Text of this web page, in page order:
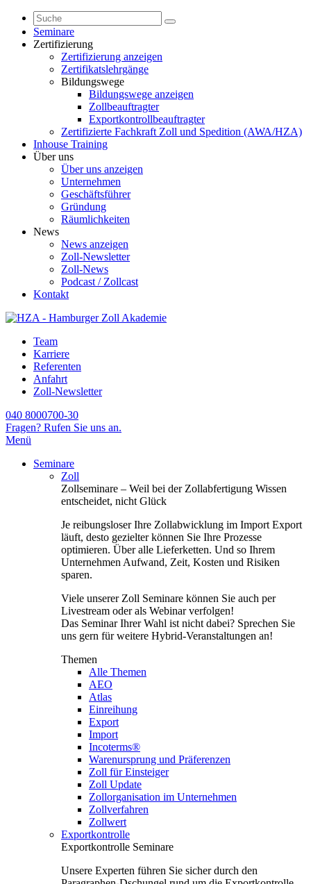
Seminare
Zertifizierung
Zertifizierung anzeigen
Zertifikatslehrgänge
Bildungswege
Bildungswege anzeigen
Zollbeauftragter
Exportkontrollbeauftragter
Zertifizierte Fachkraft Zoll und Spedition (AWA/HZA)
Inhouse Training
Über uns
Über uns anzeigen
Unternehmen
Geschäftsführer
Gründung
Räumlichkeiten
News
News anzeigen
Zoll-Newsletter
Zoll-News
Podcast / Zollcast
Kontakt
Team
Karriere
Referenten
Anfahrt
Zoll-Newsletter
040 8000700-30
Fragen? Rufen Sie uns an.
Menü
Seminare
Zoll
Zollseminare – Weil bei der Zollabfertigung Wissen
entscheidet, nicht Glück
Je reibungsloser Ihre Zollabwicklung im Import Export
läuft, desto gezielter können Sie Ihre Prozesse
optimieren. Über alle Lieferketten. Und so Ihrem
Unternehmen Aufwand, Zeit, Kosten und Risiken
sparen.
Viele unserer Zoll Seminare können Sie auch per
Livestream oder als Webinar verfolgen!
Das Seminar Ihrer Wahl ist nicht dabei? Sprechen Sie
uns gern für weitere Hybrid-Veranstaltungen an!
Themen
Alle Themen
AEO
Atlas
Einreihung
Export
Import
Incoterms®
Warenursprung und Präferenzen
Zoll für Einsteiger
Zoll Update
Zollorganisation im Unternehmen
Zollverfahren
Zollwert
Exportkontrolle
Exportkontrolle Seminare
Unsere Experten führen Sie sicher durch den